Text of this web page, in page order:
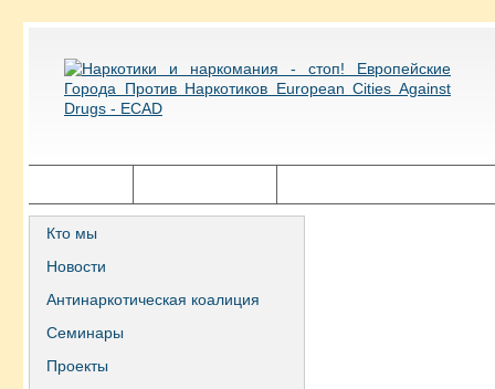
Кто мы
Новости
Антинаркотическая коалиция
Семинары
Проекты